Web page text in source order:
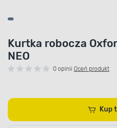
Kurtka robocza
NEO
0 opinii Oceń produkt